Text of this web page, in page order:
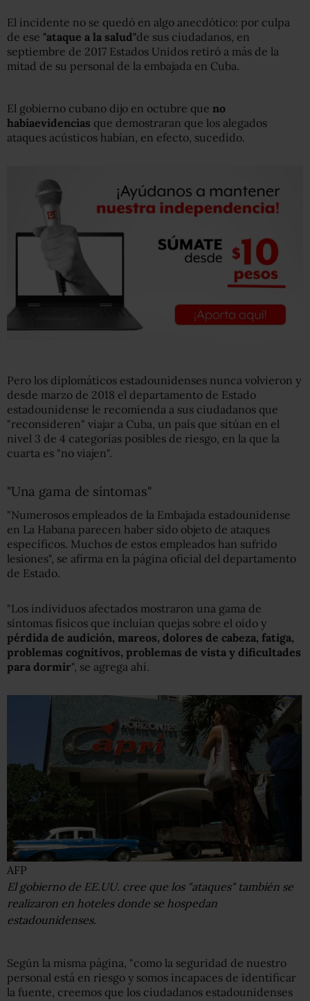
El incidente no se quedó en algo anecdótico: por culpa
de ese "ataque a la salud"de sus ciudadanos, en
septiembre de 2017 Estados Unidos retiró a más de la
mitad de su personal de la embajada en Cuba.
El gobierno cubano dijo en octubre que no
habíaevidencias que demostraran que los alegados
ataques acústicos habían, en efecto, sucedido.
Pero los diplomáticos estadounidenses nunca volvieron y
desde marzo de 2018 el departamento de Estado
estadounidense le recomienda a sus ciudadanos que
"reconsideren" viajar a Cuba, un país que sitúan en el
nivel 3 de 4 categorías posibles de riesgo, en la que la
cuarta es "no viajen".
"Una gama de síntomas"
"Numerosos empleados de la Embajada estadounidense
en La Habana parecen haber sido objeto de ataques
específicos. Muchos de estos empleados han sufrido
lesiones", se afirma en la página oficial del departamento
de Estado.
"Los individuos afectados mostraron una gama de
síntomas físicos que incluían quejas sobre el oído y
pérdida de audición, mareos, dolores de cabeza, fatiga,
problemas cognitivos, problemas de vista y dificultades
para dormir", se agrega ahí.
AFP
El gobierno de EE.UU. cree que los "ataques" también se
realizaron en hoteles donde se hospedan
estadounidenses.
Según la misma página, "como la seguridad de nuestro
personal está en riesgo y somos incapaces de identificar
la fuente, creemos que los ciudadanos estadounidenses